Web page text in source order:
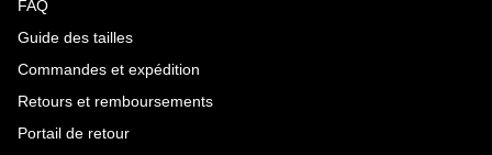
FAQ
Guide des tailles
Commandes et expédition
Retours et remboursements
Portail de retour